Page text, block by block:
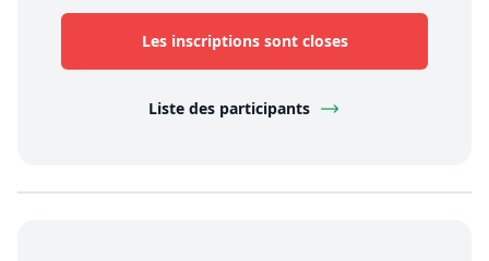
Les inscriptions sont closes
Liste des participants